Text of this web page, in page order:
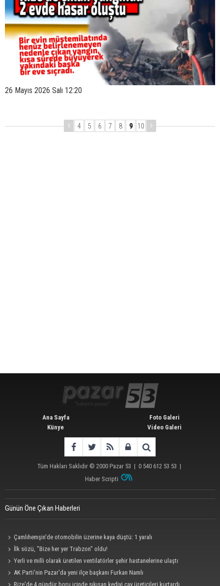
26 Mayıs 2026 Salı 12:20
4 5 6 7 8 9 10
Ana Sayfa
Künye
Foto Galeri
Video Galeri
Tüm Hakları Saklıdır © 2000 Pazar 53 | 0 540 612 53 53 |
Haber Scripti
Günün Öne Çıkan Haberleri
Çamlıhemşin'de otomobilin üzerine kaya düştü: 1 yaralı
İlk sözü, "Bize her yer Trabzon" oldu!
Yerli ve milli olarak üretilen ventilatörler şehir hastanelerine ulaştı
AK Parti'nin Pazar'da yeni ilçe başkanı Furkan Namlı
Rize'de 4 gündür boru içinde sıkışan kediyi çay üreticileri kurtardı